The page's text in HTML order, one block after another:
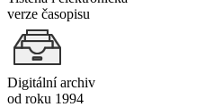
verze časopisu
Digitální archiv
od roku 1994